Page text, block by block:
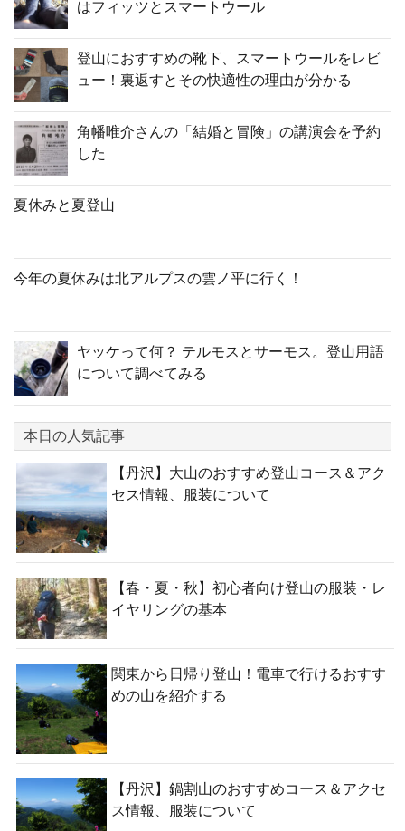
はフィッツとスマートウール
登山におすすめの靴下、スマートウールをレビ
ュー！裏返すとその快適性の理由が分かる
角幡唯介さんの「結婚と冒険」の講演会を予約
した
夏休みと夏登山
今年の夏休みは北アルプスの雲ノ平に行く！
ヤッケって何？ テルモスとサーモス。登山用語
について調べてみる
本日の人気記事
【丹沢】大山のおすすめ登山コース＆アク
セス情報、服装について
【春・夏・秋】初心者向け登山の服装・レ
イヤリングの基本
関東から日帰り登山！電車で行けるおすす
めの山を紹介する
【丹沢】鍋割山のおすすめコース＆アクセ
ス情報、服装について